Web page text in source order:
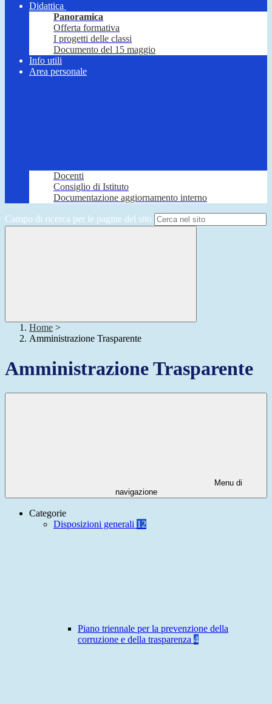
Didattica
Panoramica
Offerta formativa
I progetti delle classi
Documento del 15 maggio
Info utili
Area personale
Docenti
Consiglio di Istituto
Documentazione aggiornamento interno
Campo di ricerca per le pagine del sito
Home >
Amministrazione Trasparente
Amministrazione Trasparente
Menu di
navigazione
Categorie
Disposizioni generali 12
Piano triennale per la prevenzione della
corruzione e della trasparenza 4